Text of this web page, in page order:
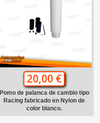
20,00 €
Pomo de palanca de cambio tipo
Racing fabricado en Nylon de
color blanco.